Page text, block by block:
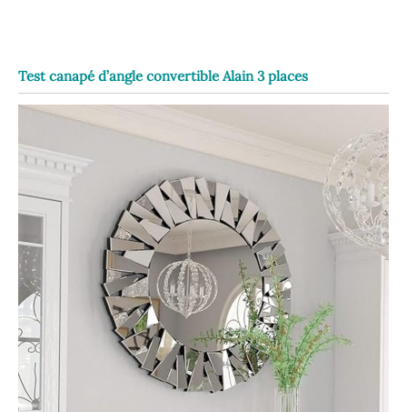
Test canapé d’angle convertible Alain 3 places